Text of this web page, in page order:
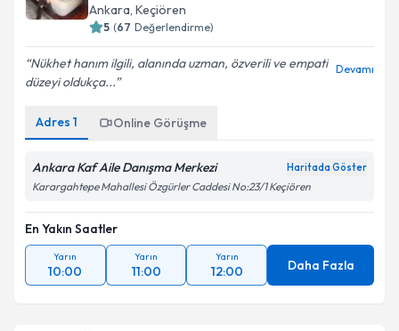
Ankara, Keçiören
5 (67 Değerlendirme)
Nükhet hanım ilgili, alanında uzman, özverili ve empati
düzeyi oldukça...
Devamı
Adres 1 Online Görüşme
Ankara Kaf Aile Danışma Merkezi Haritada Göster
Karargahtepe Mahallesi Özgürler Caddesi No:23/1 Keçiören
En Yakın Saatler
Yarın
10:00
Yarın
11:00
Yarın
12:00 Daha Fazla